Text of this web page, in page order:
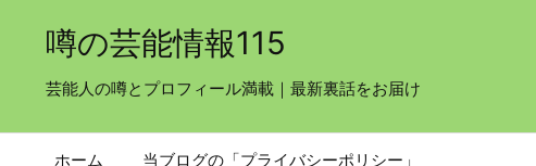
噂の芸能情報115
芸能人の噂とプロフィール満載｜最新裏話をお届け
ホーム 当ブログの「プライバシーポリシー」